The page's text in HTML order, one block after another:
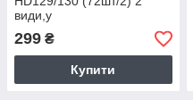
види,у
короб.24,5*17,5*8см
299 ₴
Купити